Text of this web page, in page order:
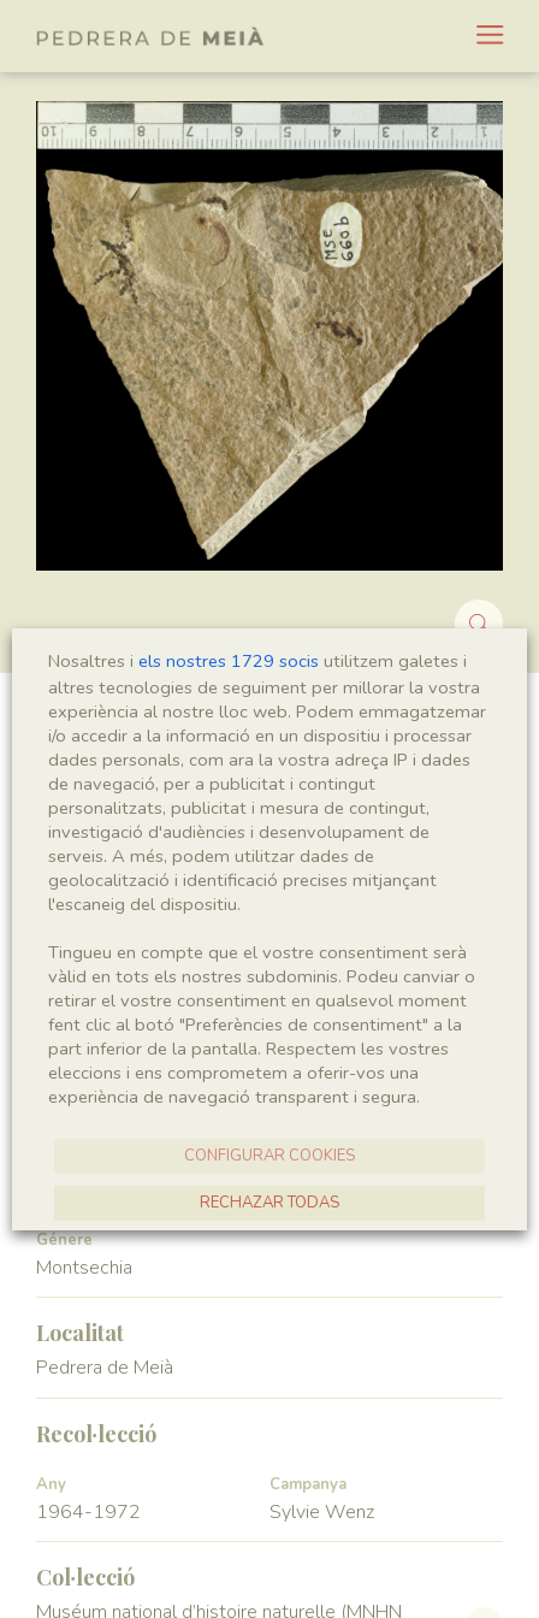
Montsechia vidalii
Sigla
MNHN 17086b
Regne
Plantae
Phyllum
Spermatophyta
Subphyllum
Angiospermae
Classe
Magnoliopsida
Familia
Génere
Montsechia
Localitat
Pedrera de Meià
Recol·lecció
Any
1964-1972
Campanya
Sylvie Wenz
Col·lecció
Muséum national d’histoire naturelle (MNHN
Nosaltres i els nostres 1729 socis utilitzem galetes i
altres tecnologies de seguiment per millorar la vostra
experiència al nostre lloc web. Podem emmagatzemar
i/o accedir a la informació en un dispositiu i processar
dades personals, com ara la vostra adreça IP i dades
de navegació, per a publicitat i contingut
personalitzats, publicitat i mesura de contingut,
investigació d'audiències i desenvolupament de
serveis. A més, podem utilitzar dades de
geolocalització i identificació precises mitjançant
l'escaneig del dispositiu.
Tingueu en compte que el vostre consentiment serà
vàlid en tots els nostres subdominis. Podeu canviar o
retirar el vostre consentiment en qualsevol moment
fent clic al botó "Preferències de consentiment" a la
part inferior de la pantalla. Respectem les vostres
eleccions i ens comprometem a oferir-vos una
experiència de navegació transparent i segura.
CONFIGURAR COOKIES
RECHAZAR TODAS
ACCEPTAR TOTES